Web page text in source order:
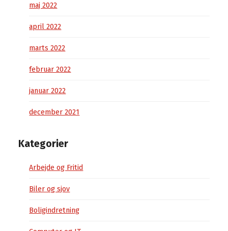
maj 2022
april 2022
marts 2022
februar 2022
januar 2022
december 2021
Kategorier
Arbejde og Fritid
Biler og sjov
Boligindretning